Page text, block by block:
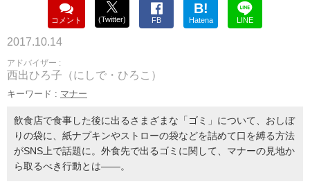
コメント (Twitter) FB
B!
Hatena LINE
2017.10.14
アドバイザー :
西出ひろ子（にしで・ひろこ）
キーワード : マナー
飲食店で食事した後に出るさまざまな「ゴミ」について、おしぼ
りの袋に、紙ナプキンやストローの袋などを詰めて口を縛る方法
がSNS上で話題に。外食先で出るゴミに関して、マナーの見地か
ら取るべき行動とは——。